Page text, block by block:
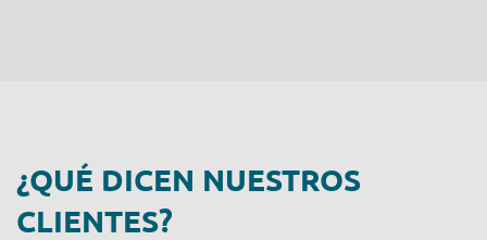
¿QUÉ DICEN NUESTROS
CLIENTES?